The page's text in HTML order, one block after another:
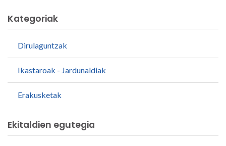
Kategoriak
Dirulaguntzak
Ikastaroak - Jardunaldiak
Erakusketak
Ekitaldien egutegia